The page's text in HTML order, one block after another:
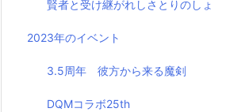
賢者と受け継がれしさとりのしょ
2023年のイベント
3.5周年 彼方から来る魔剣
DQMコラボ25th